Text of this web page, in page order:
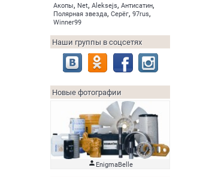
Акопы, Net, Aleksejs, Антисатин,
Полярная звезда, Серёг, 97rus,
Winner99
Наши группы в соцсетях
Новые фотографии
 EnigmaBelle